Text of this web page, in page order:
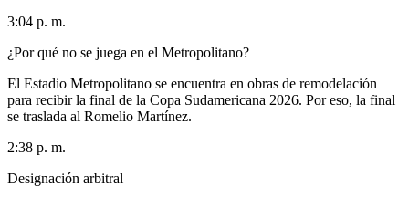
3:04 p. m.
¿Por qué no se juega en el Metropolitano?
El Estadio Metropolitano se encuentra en obras de remodelación
para recibir la final de la Copa Sudamericana 2026. Por eso, la final
se traslada al Romelio Martínez.
2:38 p. m.
Designación arbitral